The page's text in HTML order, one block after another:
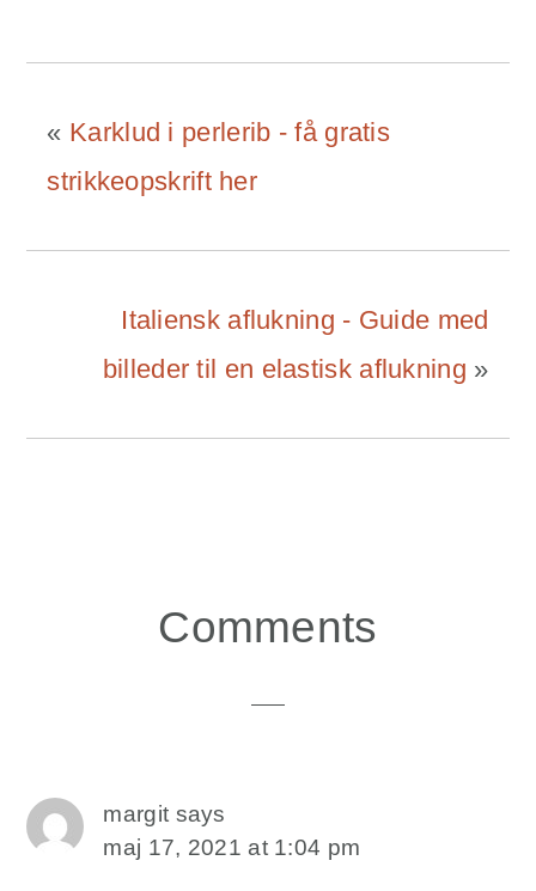
« Karklud i perlerib - få gratis
strikkeopskrift her
Italiensk aflukning - Guide med
billeder til en elastisk aflukning »
Comments
margit says
maj 17, 2021 at 1:04 pm